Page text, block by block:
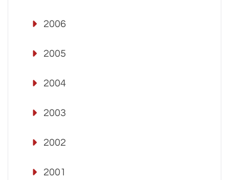
2006
2005
2004
2003
2002
2001